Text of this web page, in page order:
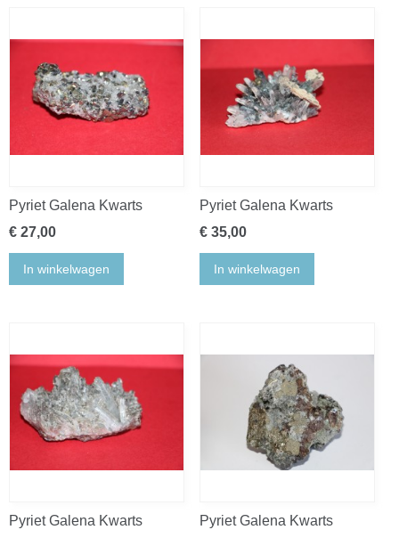
Pyriet Galena Kwarts
€ 27,00
In winkelwagen
Pyriet Galena Kwarts
€ 35,00
In winkelwagen
Pyriet Galena Kwarts
Pyriet Galena Kwarts